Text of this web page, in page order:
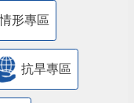
形專區
抗旱專區